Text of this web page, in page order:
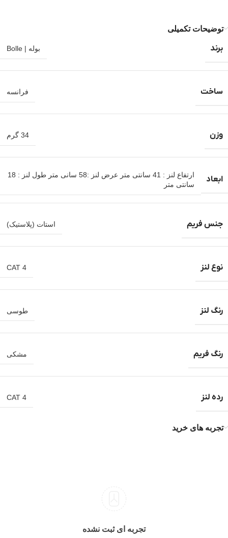
توضیحات تکمیلی
برند بوله | Bolle
ساخت فرانسه
وزن 34 گرم
ابعاد
ارتفاع لنز : 41 سانتی متر عرض لنز :58 سانی متر طول لنز : 18
سانتی متر
جنس فریم استات (پلاستیک)
نوع لنز CAT 4
رنگ لنز طوسی
رنگ فریم مشکی
رده لنز CAT 4
تجربه های خرید
تجربه ای ثبت نشده